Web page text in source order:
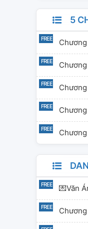
5
Chương
Chương
Chương
💌Văn
Chương